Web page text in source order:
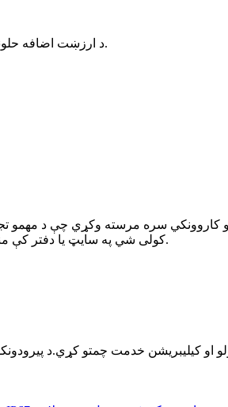
د ارزښت اضافه حلونه وړاندې کوي چې عملیاتي فعالیت ته وده ورکوي او د خپلو پیرودونکو لپاره ګټه ډیروي.
روزنې مینځپانګې شرکت ته وسپاري.MORC کولی شي په سایټ یا دفتر کې مناسب روزنیز پروګرامونه ډیزاین او وړاندې کړي.